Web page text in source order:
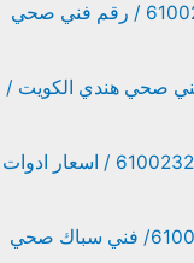
تصليح سخان مركزي بالكويت الدعية/ 61002329 / رقم فني صحي
61002329/ رقم فني صحي هندي الكويت /
افضل فني صحي الدوحة/ تتسليك مجاري/ 61002329 / اسعار ادوات